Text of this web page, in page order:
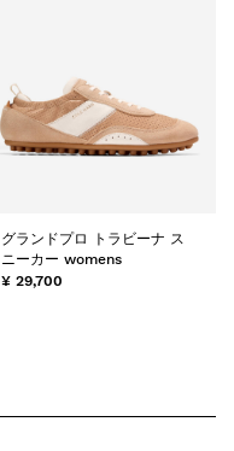
グランドプロ トラビーナ ス
ニーカー womens
¥ 29,700